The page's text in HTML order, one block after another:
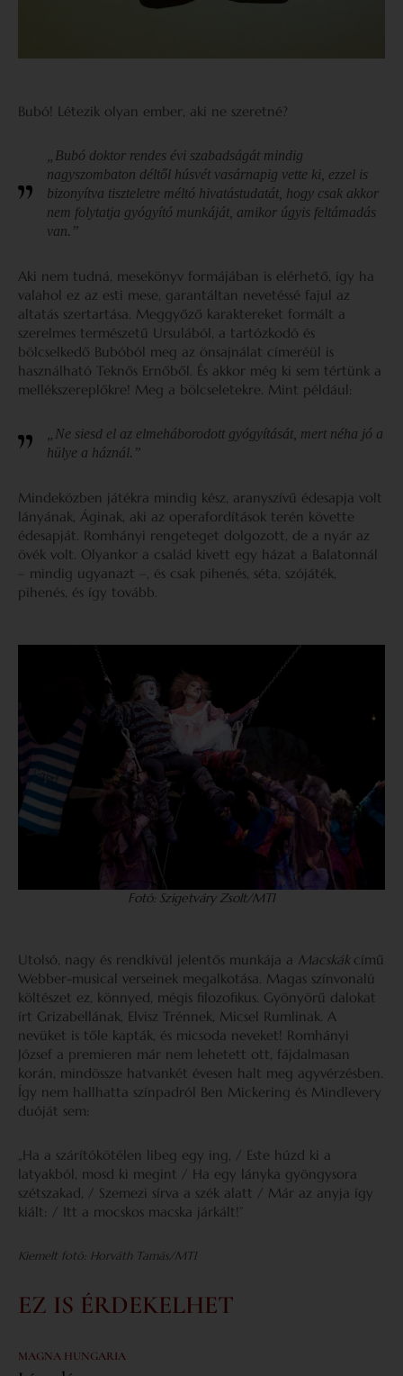
Bubó! Létezik olyan ember, aki ne szeretné?
„Bubó doktor rendes évi szabadságát mindig
nagyszombaton déltől húsvét vasárnapig vette ki, ezzel is
bizonyítva tiszteletre méltó hivatástudatát, hogy csak akkor
nem folytatja gyógyító munkáját, amikor úgyis feltámadás
van.”
Aki nem tudná, mesekönyv formájában is elérhető, így ha
valahol ez az esti mese, garantáltan nevetéssé fajul az
altatás szertartása. Meggyőző karaktereket formált a
szerelmes természetű Ursulából, a tartózkodó és
bölcselkedő Bubóból meg az önsajnálat címeréül is
használható Teknős Ernőből. És akkor még ki sem tértünk a
mellékszereplőkre! Meg a bölcseletekre. Mint például:
„Ne siesd el az elmeháborodott gyógyítását, mert néha jó a
hülye a háznál.”
Mindeközben játékra mindig kész, aranyszívű édesapja volt
lányának, Áginak, aki az operafordítások terén követte
édesapját. Romhányi rengeteget dolgozott, de a nyár az
övék volt. Olyankor a család kivett egy házat a Balatonnál
– mindig ugyanazt –, és csak pihenés, séta, szójáték,
pihenés, és így tovább.
Fotó: Szigetváry Zsolt/MTI
Utolsó, nagy és rendkívül jelentős munkája a Macskák című
Webber-musical verseinek megalkotása. Magas színvonalú
költészet ez, könnyed, mégis filozofikus. Gyönyörű dalokat
írt Grizabellának, Elvisz Trénnek, Micsel Rumlinak. A
nevüket is tőle kapták, és micsoda neveket! Romhányi
József a premieren már nem lehetett ott, fájdalmasan
korán, mindössze hatvankét évesen halt meg agyvérzésben.
Így nem hallhatta színpadról Ben Mickering és Mindlevery
duóját sem:
„Ha a szárítókötélen libeg egy ing, / Este húzd ki a
latyakból, mosd ki megint / Ha egy lányka gyöngysora
szétszakad, / Szemezi sírva a szék alatt / Már az anyja így
kiált: / Itt a mocskos macska járkált!”
Kiemelt fotó: Horváth Tamás/MTI
EZ IS ÉRDEKELHET
MAGNA HUNGARIA